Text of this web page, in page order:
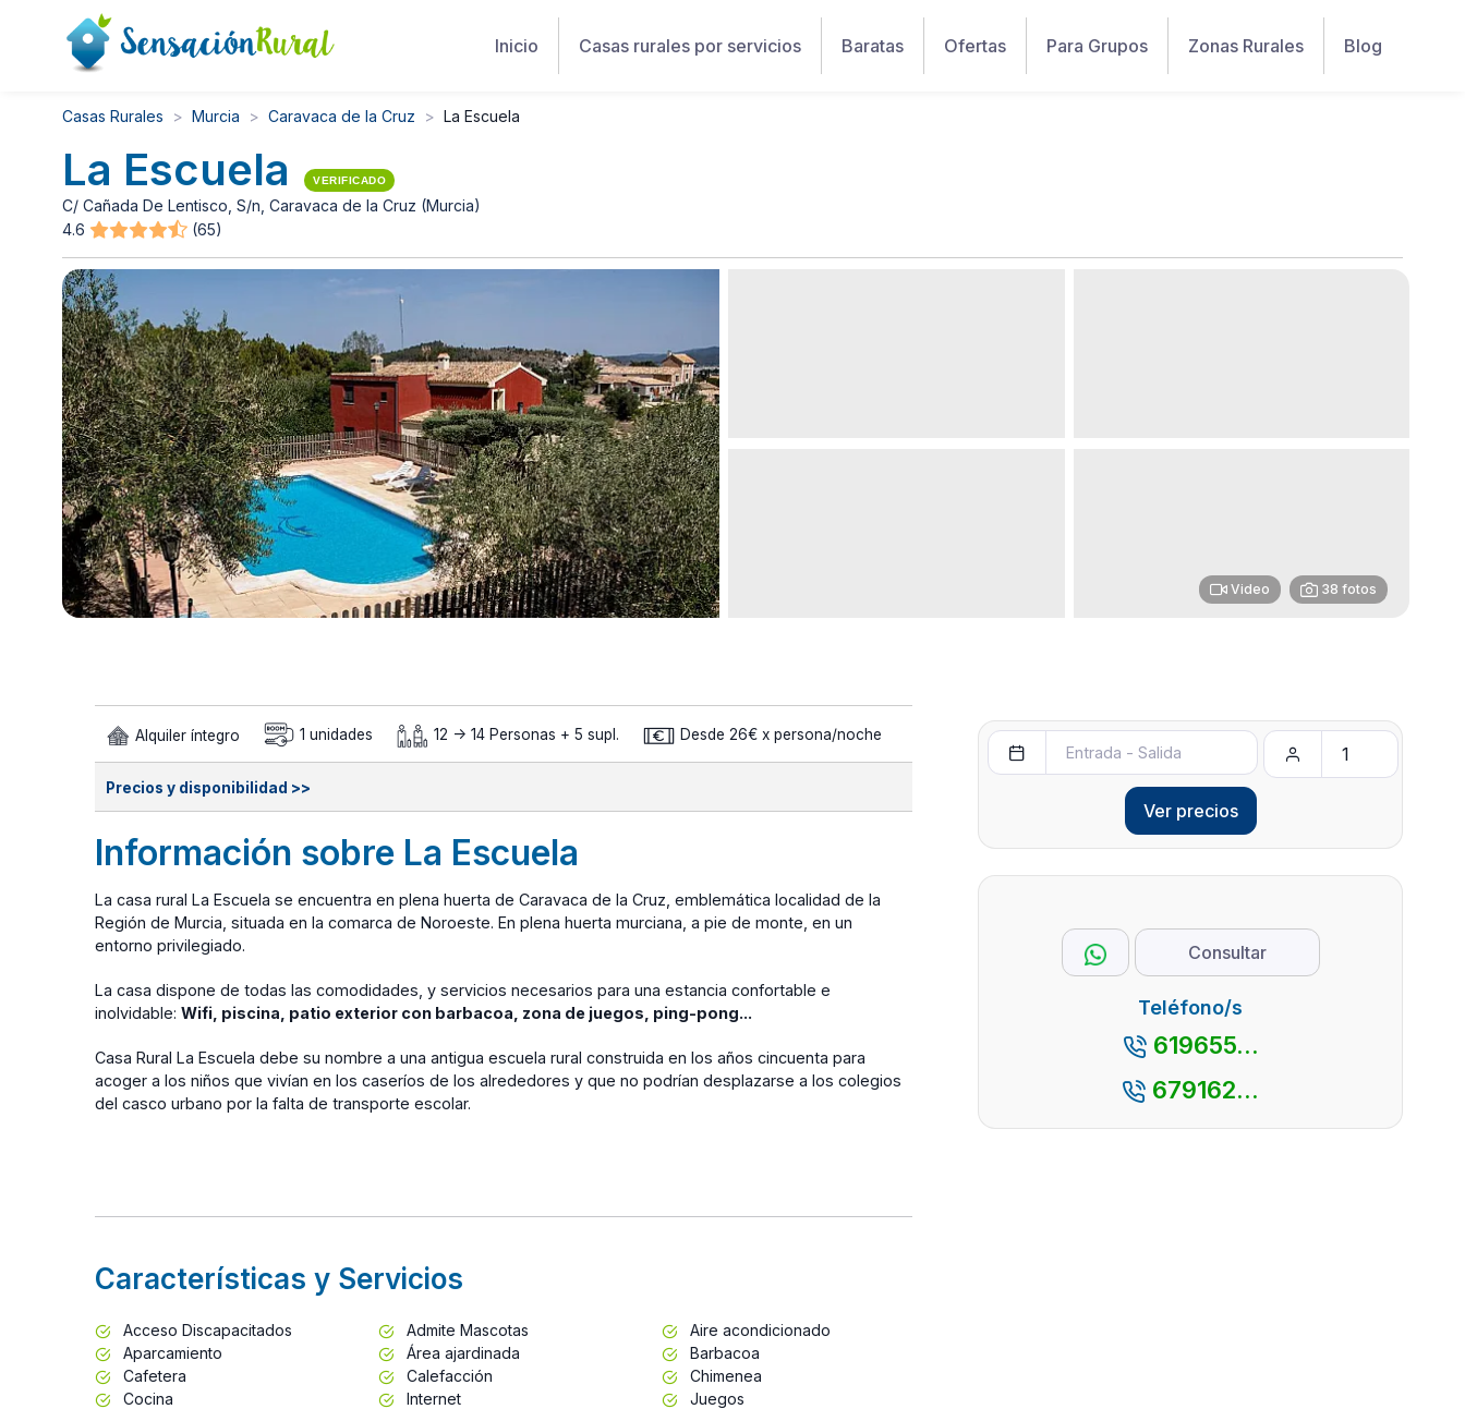
Inicio Casas rurales por servicios Baratas Ofertas Para Grupos Zonas Rurales Blog
Casas Rurales Murcia Caravaca de la Cruz La Escuela
La Escuela VERIFICADO
C/ Cañada De Lentisco, S/n, Caravaca de la Cruz (Murcia)
4.6
(65)
Video 38 fotos
Alquiler íntegro 1 unidades 12 -> 14 Personas + 5 supl. Desde 26€ x persona/noche
Precios y disponibilidad >>
Información sobre La Escuela
La casa rural La Escuela se encuentra en plena huerta de Caravaca de la Cruz, emblemática localidad de la
Región de Murcia, situada en la comarca de Noroeste. En plena huerta murciana, a pie de monte, en un
entorno privilegiado.
La casa dispone de todas las comodidades, y servicios necesarios para una estancia confortable e
inolvidable: Wifi, piscina, patio exterior con barbacoa, zona de juegos, ping-pong...
Casa Rural La Escuela debe su nombre a una antigua escuela rural construida en los años cincuenta para
acoger a los niños que vivían en los caseríos de los alrededores y que no podrían desplazarse a los colegios
del casco urbano por la falta de transporte escolar.
Características y Servicios
Acceso Discapacitados Admite Mascotas
Aire acondicionado
Aparcamiento
Área ajardinada
Barbacoa
Cafetera
Calefacción
Chimenea
Cocina
Internet
Juegos
Ver precios
Consultar
Teléfono/s
619655...
679162...